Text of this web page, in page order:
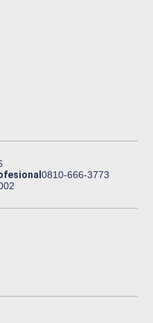
0810-666-3773